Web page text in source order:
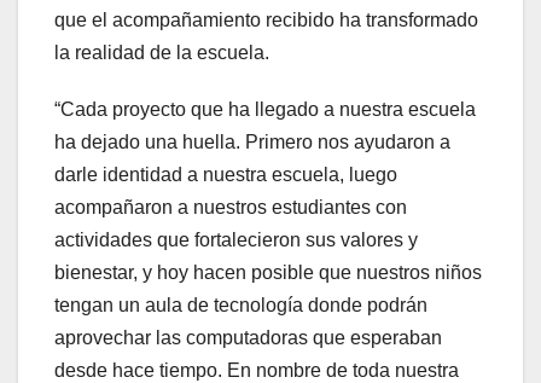
que el acompañamiento recibido ha transformado
la realidad de la escuela.
“Cada proyecto que ha llegado a nuestra escuela
ha dejado una huella. Primero nos ayudaron a
darle identidad a nuestra escuela, luego
acompañaron a nuestros estudiantes con
actividades que fortalecieron sus valores y
bienestar, y hoy hacen posible que nuestros niños
tengan un aula de tecnología donde podrán
aprovechar las computadoras que esperaban
desde hace tiempo. En nombre de toda nuestra